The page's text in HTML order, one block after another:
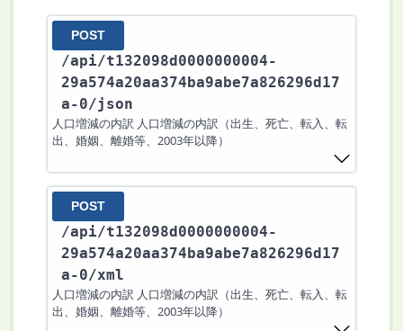
POST
/api/t132098d0000000004-
29a574a20aa374ba9abe7a826296d17
a-0/json
人口増減の内訳 人口増減の内訳（出生、死亡、転入、転
出、婚姻、離婚等、2003年以降）
POST
/api/t132098d0000000004-
29a574a20aa374ba9abe7a826296d17
a-0/xml
人口増減の内訳 人口増減の内訳（出生、死亡、転入、転
出、婚姻、離婚等、2003年以降）